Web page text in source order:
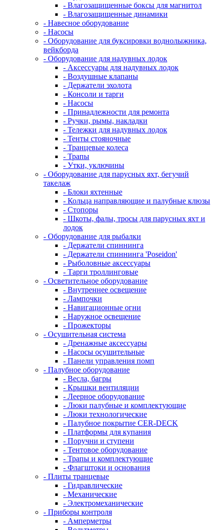
- Влагозащищенные боксы для магнитол
- Влагозащищенные динамики
- Навесное оборудование
- Насосы
- Оборудование для буксировки воднолыжника,
вейкборда
- Оборудование для надувных лодок
- Аксессуары для надувных лодок
- Воздушные клапаны
- Держатели эхолота
- Консоли и тарги
- Насосы
- Принадлежности для ремонта
- Ручки, рымы, накладки
- Тележки для надувных лодок
- Тенты стояночные
- Транцевые колеса
- Трапы
- Утки, уключины
- Оборудование для парусных яхт, бегучий
такелаж
- Блоки яхтенные
- Кольца направляющие и палубные клюзы
- Стопоры
- Шкоты, фалы, тросы для парусных яхт и
лодок
- Оборудование для рыбалки
- Держатели спиннинга
- Держатели спиннинга 'Poseidon'
- Рыболовные аксессуары
- Тарги троллинговые
- Осветительное оборудование
- Внутреннее освещение
- Лампочки
- Навигационные огни
- Наружное освещение
- Прожекторы
- Осушительная система
- Дренажные аксессуары
- Насосы осушительные
- Панели управления помп
- Палубное оборудование
- Весла, багры
- Крышки вентиляции
- Леерное оборудование
- Люки палубные и комплектующие
- Люки технологические
- Палубное покрытие CER-DECK
- Платформы для купания
- Поручни и ступени
- Тентовое оборудование
- Трапы и комплектующие
- Флагштоки и основания
- Плиты транцевые
- Гидравлические
- Механические
- Электромеханические
- Приборы контроля
- Амперметры